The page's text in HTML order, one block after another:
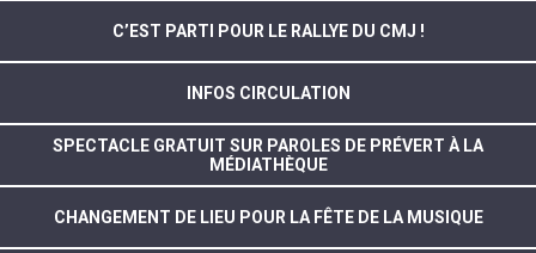
C’EST PARTI POUR LE RALLYE DU CMJ !
INFOS CIRCULATION
SPECTACLE GRATUIT SUR PAROLES DE PRÉVERT À LA
MÉDIATHÈQUE
CHANGEMENT DE LIEU POUR LA FÊTE DE LA MUSIQUE